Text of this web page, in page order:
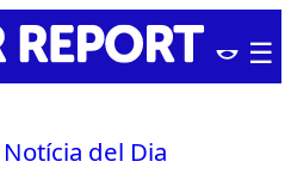
Notícia del Dia